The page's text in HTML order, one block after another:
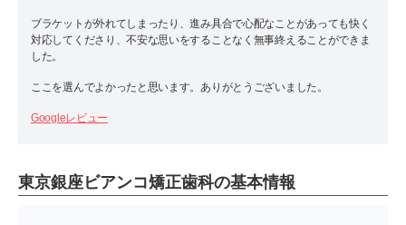
ブラケットが外れてしまったり、進み具合で心配なことがあっても快く
対応してくださり、不安な思いをすることなく無事終えることができま
した。
ここを選んでよかったと思います。ありがとうございました。
Googleレビュー
東京銀座ビアンコ矯正歯科の基本情報